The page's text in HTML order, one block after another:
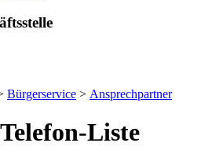
Bürgerservice > Ansprechpartner
Liste